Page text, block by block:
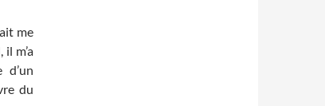
me
m’a
du